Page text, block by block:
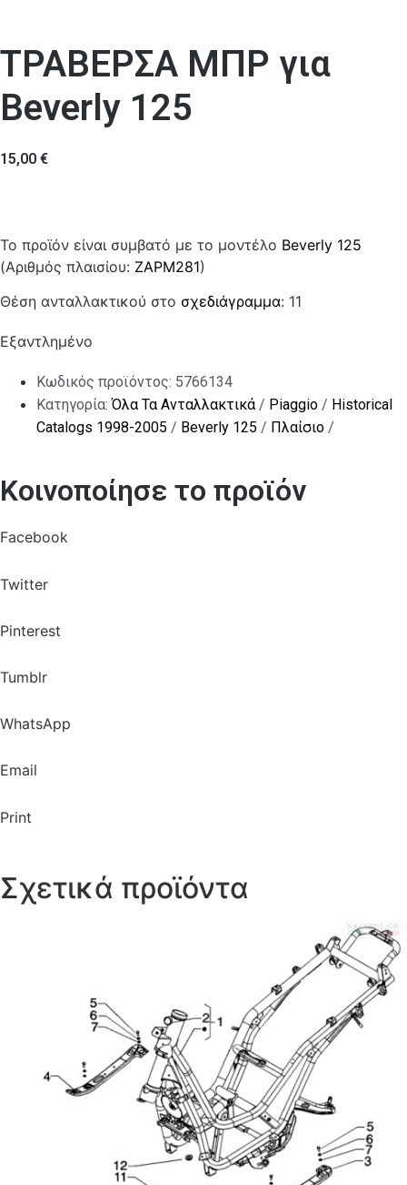
ΤΡΑΒΕΡΣΑ ΜΠΡ για
Beverly 125
15,00 €
Το προϊόν είναι συμβατό με το μοντέλο Beverly 125
(Αριθμός πλαισίου: ZAPM281)
Θέση ανταλλακτικού στο σχεδιάγραμμα: 11
Εξαντλημένο
Κωδικός προϊόντος: 5766134
Κατηγορία:Όλα Τα Ανταλλακτικά/ Piaggio / Historical
Catalogs 1998-2005 / Beverly 125 / Πλαίσιο /
Κοινοποίησε το προϊόν
Facebook
Twitter
Pinterest
Tumblr
WhatsApp
Email
Print
Σχετικά προϊόντα